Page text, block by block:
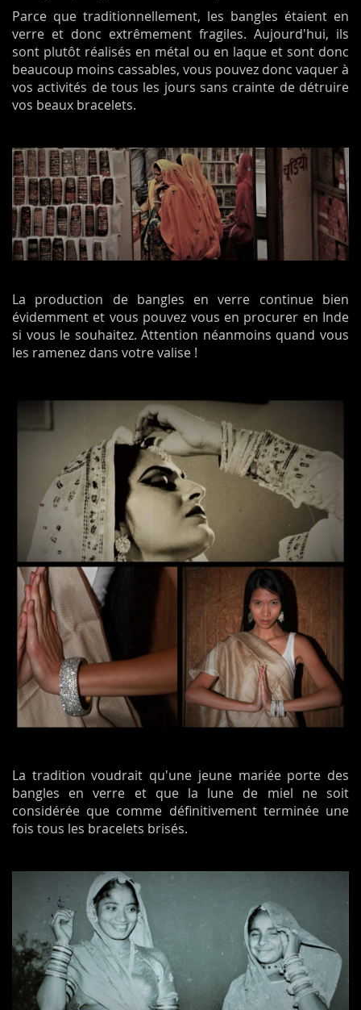
Parce que traditionnellement, les bangles étaient en
verre et donc extrêmement fragiles. Aujourd'hui, ils
sont plutôt réalisés en métal ou en laque et sont donc
beaucoup moins cassables, vous pouvez donc vaquer à
vos activités de tous les jours sans crainte de détruire
vos beaux bracelets.
La production de bangles en verre continue bien
évidemment et vous pouvez vous en procurer en Inde
si vous le souhaitez. Attention néanmoins quand vous
les ramenez dans votre valise !
La tradition voudrait qu'une jeune mariée porte des
bangles en verre et que la lune de miel ne soit
considérée que comme définitivement terminée une
fois tous les bracelets brisés.